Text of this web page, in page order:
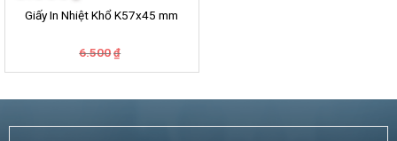
Giấy In Nhiệt Khổ K57x45 mm
6.500 ₫
là:
tại
6.000₫.